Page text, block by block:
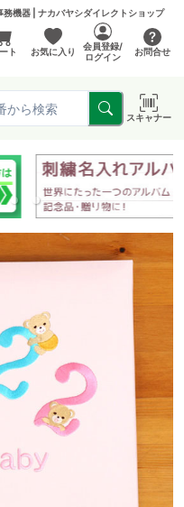
機器 | ナカバヤシダイレクトショップ
ト お気に入り
会員登録/
ログイン
お問合せ
スキャナー